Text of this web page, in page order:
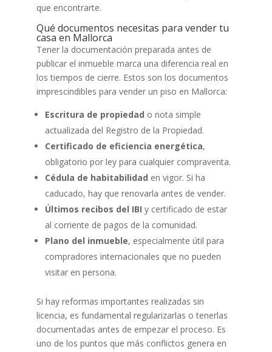
que encontrarte.
Qué documentos necesitas para vender tu
casa en Mallorca
Tener la documentación preparada antes de
publicar el inmueble marca una diferencia real en
los tiempos de cierre. Estos son los documentos
imprescindibles para vender un piso en Mallorca:
Escritura de propiedad o nota simple
actualizada del Registro de la Propiedad.
Certificado de eficiencia energética,
obligatorio por ley para cualquier compraventa.
Cédula de habitabilidad en vigor. Si ha
caducado, hay que renovarla antes de vender.
Últimos recibos del IBI y certificado de estar
al corriente de pagos de la comunidad.
Plano del inmueble, especialmente útil para
compradores internacionales que no pueden
visitar en persona.
Si hay reformas importantes realizadas sin
licencia, es fundamental regularizarlas o tenerlas
documentadas antes de empezar el proceso. Es
uno de los puntos que más conflictos genera en